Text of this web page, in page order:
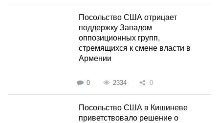
Посольство США отрицает
поддержку Западом
оппозиционных групп,
стремящихся к смене власти в
Армении
0 2334 0
Посольство США в Кишиневе
приветствовало решение о